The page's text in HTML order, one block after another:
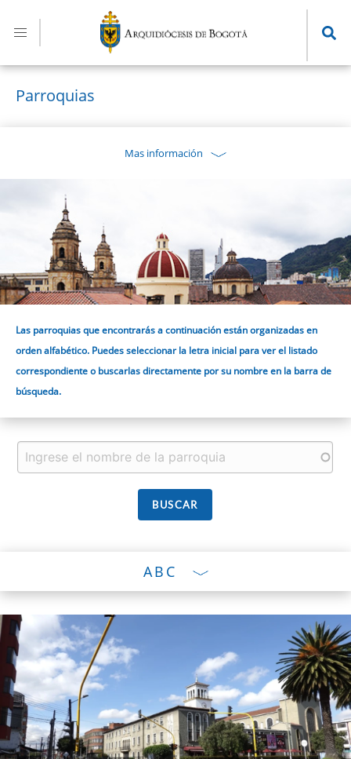
contenido
principal
Parroquias
Mas información
Las parroquias que encontrarás a continuación están organizadas en
orden alfabético. Puedes seleccionar la letra inicial para ver el listado
correspondiente o buscarlas directamente por su nombre en la barra de
búsqueda.
ABC